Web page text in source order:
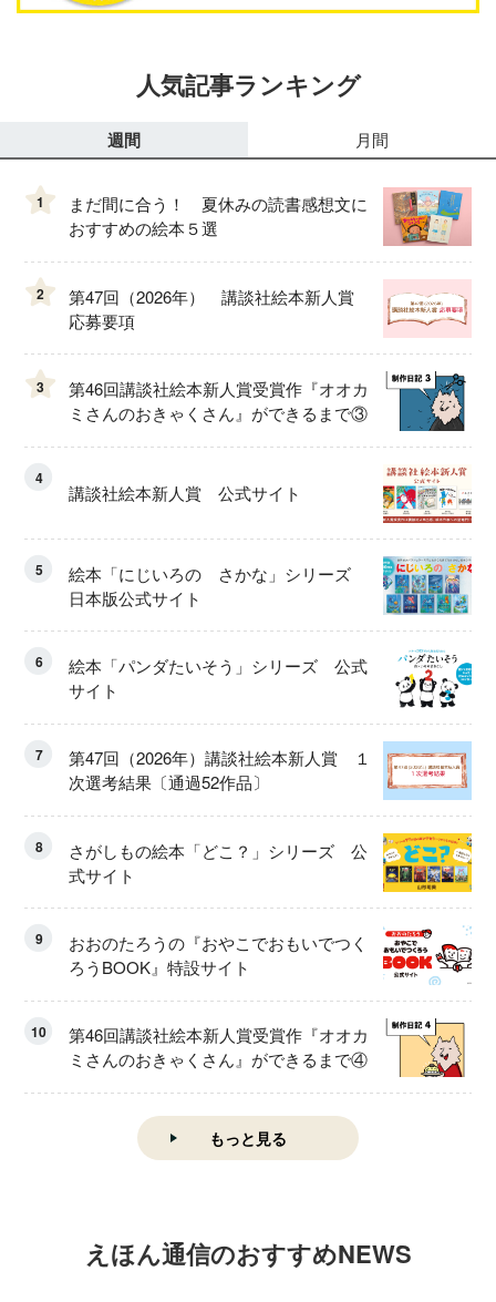
人気記事ランキング
週間 月間
1
まだ間に合う！ 夏休みの読書感想文に
おすすめの絵本５選
2
第47回（2026年） 講談社絵本新人賞
応募要項
3
第46回講談社絵本新人賞受賞作『オオカ
ミさんのおきゃくさん』ができるまで③
4
講談社絵本新人賞 公式サイト
5
絵本「にじいろの さかな」シリーズ
日本版公式サイト
6
絵本「パンダたいそう」シリーズ 公式
サイト
7
第47回（2026年）講談社絵本新人賞 １
次選考結果〔通過52作品〕
8
さがしもの絵本「どこ？」シリーズ 公
式サイト
9
おおのたろうの『おやこでおもいでつく
ろうBOOK』特設サイト
10
第46回講談社絵本新人賞受賞作『オオカ
ミさんのおきゃくさん』ができるまで④
もっと見る
えほん通信のおすすめNEWS